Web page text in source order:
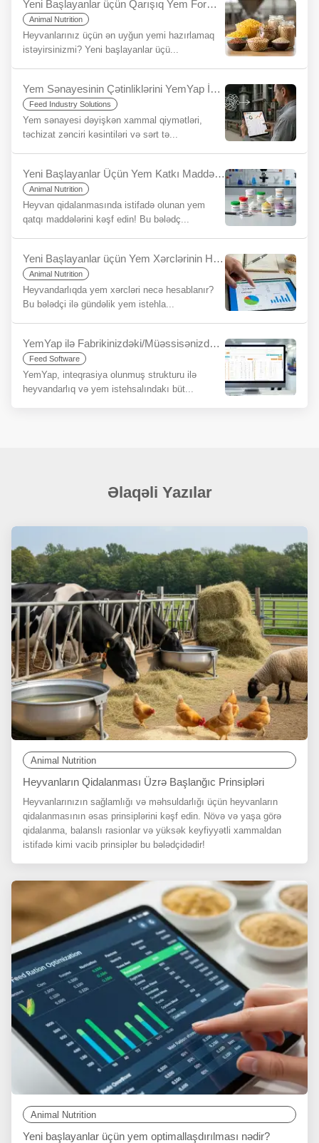
Yeni Başlayanlar üçün Qarışıq Yem Formulası Bələdçisi
Animal Nutrition
Heyvanlarınız üçün ən uyğun yemi hazırlamaq
istəyirsinizmi? Yeni başlayanlar üçü...
Yem Sənayesinin Çətinliklərini YemYap İstifadə Edərək Necə Sadələşdirmək Olar?
Feed Industry Solutions
Yem sənayesi dəyişkən xammal qiymətləri,
təchizat zənciri kəsintiləri və sərt tə...
Yeni Başlayanlar Üçün Yem Katkı Maddələri Nədir?
Animal Nutrition
Heyvan qidalanmasında istifadə olunan yem
qatqı maddələrini kəşf edin! Bu bələdç...
Yeni Başlayanlar üçün Yem Xərclərinin Hesablanması Bələdçisi
Animal Nutrition
Heyvandarlıqda yem xərcləri necə hesablanır?
Bu bələdçi ilə gündəlik yem istehla...
YemYap ilə Fabrikinizdəki/Müəssisənizdəki Bütün Yem Prosesləri Tək Bir Platformada: İnteqrasiyanın Gətirdiyi Rahatlıq
Feed Software
YemYap, inteqrasiya olunmuş strukturu ilə
heyvandarlıq və yem istehsalındakı büt...
Əlaqəli Yazılar
Animal Nutrition
Heyvanların Qidalanması Üzrə Başlanğıc Prinsipləri
Heyvanlarınızın sağlamlığı və məhsuldarlığı üçün heyvanların
qidalanmasının əsas prinsiplərini kəşf edin. Növə və yaşa görə
qidalanma, balanslı rasionlar və yüksək keyfiyyətli xammaldan
istifadə kimi vacib prinsiplər bu bələdçidədir!
Animal Nutrition
Yeni başlayanlar üçün yem optimallaşdırılması nədir?